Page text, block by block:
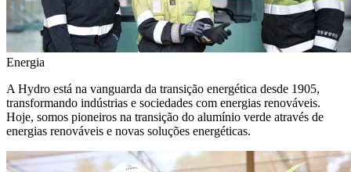
Energia
A Hydro está na vanguarda da transição energética desde 1905,
transformando indústrias e sociedades com energias renováveis.
Hoje, somos pioneiros na transição do alumínio verde através de
energias renováveis e novas soluções energéticas.